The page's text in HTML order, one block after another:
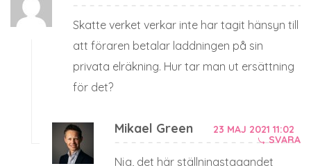
Skatte verket verkar inte har tagit hänsyn till
att föraren betalar laddningen på sin
privata elräkning. Hur tar man ut ersättning
för det?
Mikael Green
23 MAJ 2021 11:02
SVARA
Nja, det här ställningstagandet